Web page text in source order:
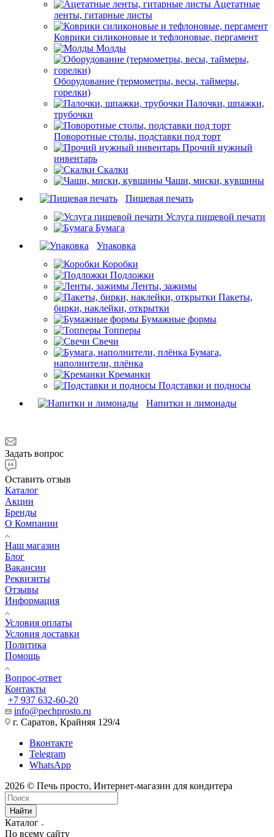
Ацетатные
ленты, гитарные листы
Коврики силиконовые и тефлоновые, пергамент
Молды
Оборудование (термометры, весы, таймеры,
горелки)
Палочки, шпажки,
трубочки
Поворотные столы, подставки под торт
Прочий нужный
инвентарь
Скалки
Чаши, миски, кувшины
Пищевая печать
Услуга пищевой печати
Бумага
Упаковка
Коробки
Подложки
Ленты, зажимы
Пакеты,
бирки, наклейки, открытки
Бумажные формы
Топперы
Свечи
Бумага,
наполнители, плёнка
Креманки
Подставки и подносы
Напитки и лимонады
Задать вопрос
Оставить отзыв
Каталог
Акции
Бренды
О Компании
Наш магазин
Блог
Вакансии
Реквизиты
Отзывы
Информация
Условия оплаты
Условия доставки
Политика
Помощь
Вопрос-ответ
Контакты
+7 937 632-60-20
info@pechprosto.ru
г. Саратов, Крайняя 129/4
Вконтакте
Telegram
WhatsApp
2026 © Печь просто, Интернет-магазин для кондитера
Найти
Каталог
По всему сайту